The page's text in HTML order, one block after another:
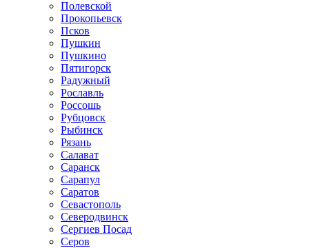
Полевской
Прокопьевск
Псков
Пушкин
Пушкино
Пятигорск
Радужный
Рославль
Россошь
Рубцовск
Рыбинск
Рязань
Салават
Саранск
Сарапул
Саратов
Севастополь
Северодвинск
Сергиев Посад
Серов